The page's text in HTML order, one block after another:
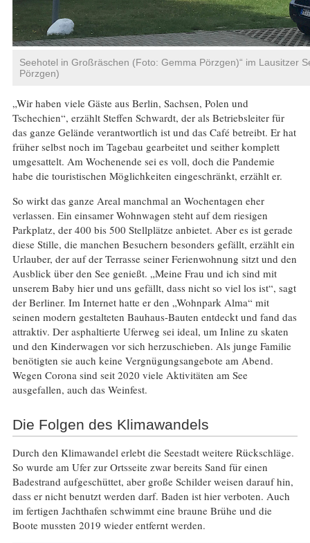
Seehotel in Großräschen (Foto: Gemma Pörzgen)“ im Lausitzer
Pörzgen)
„Wir haben viele Gäste aus Berlin, Sachsen, Polen und
Tschechien“, erzählt Steffen Schwardt, der als Betriebsleiter für
das ganze Gelände verantwortlich ist und das Café betreibt. Er hat
früher selbst noch im Tagebau gearbeitet und seither komplett
umgesattelt. Am Wochenende sei es voll, doch die Pandemie
habe die touristischen Möglichkeiten eingeschränkt, erzählt er.
So wirkt das ganze Areal manchmal an Wochentagen eher
verlassen. Ein einsamer Wohnwagen steht auf dem riesigen
Parkplatz, der 400 bis 500 Stellplätze anbietet. Aber es ist gerade
diese Stille, die manchen Besuchern besonders gefällt, erzählt ein
Urlauber, der auf der Terrasse seiner Ferienwohnung sitzt und den
Ausblick über den See genießt. „Meine Frau und ich sind mit
unserem Baby hier und uns gefällt, dass nicht so viel los ist“, sagt
der Berliner. Im Internet hatte er den „Wohnpark Alma“ mit
seinen modern gestalteten Bauhaus-Bauten entdeckt und fand das
attraktiv. Der asphaltierte Uferweg sei ideal, um Inline zu skaten
und den Kinderwagen vor sich herzuschieben. Als junge Familie
benötigten sie auch keine Vergnügungsangebote am Abend.
Wegen Corona sind seit 2020 viele Aktivitäten am See
ausgefallen, auch das Weinfest.
Die Folgen des Klimawandels
Durch den Klimawandel erlebt die Seestadt weitere Rückschläge.
So wurde am Ufer zur Ortsseite zwar bereits Sand für einen
Badestrand aufgeschüttet, aber große Schilder weisen darauf hin,
dass er nicht benutzt werden darf. Baden ist hier verboten. Auch
im fertigen Jachthafen schwimmt eine braune Brühe und die
Boote mussten 2019 wieder entfernt werden.